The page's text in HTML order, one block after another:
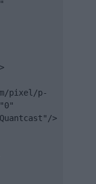
pixel/p-
>